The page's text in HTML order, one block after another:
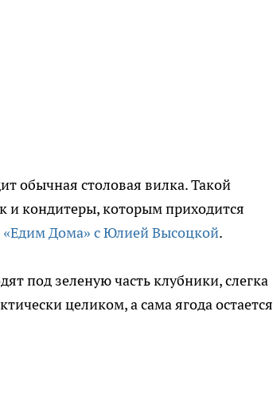
обычная столовая вилка. Такой
и кондитеры, которым приходится
«Едим Дома» с Юлией Высоцкой.
под зеленую часть клубники, слегка
целиком, а сама ягода остается